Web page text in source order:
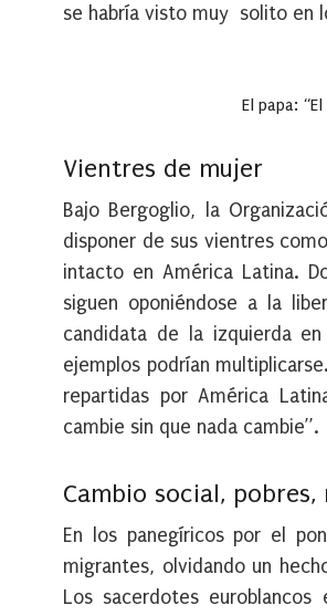
se habría visto muy solito en
El papa:
Vientres de mujer
Bajo Bergoglio, la
disponer de sus vientres
intacto en América Latina.
siguen oponiéndose a la
candidata de la izquierda
ejemplos podrían
repartidas por América
cambie sin que nada cambie”.
Cambio social,
En los panegíricos por el
migrantes, olvidando un
Los sacerdotes